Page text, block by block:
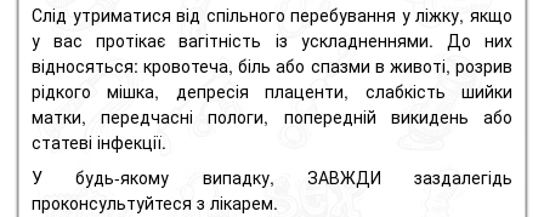
Слід утриматися від спільного перебування у ліжку, якщо
у вас протікає вагітність із ускладненнями. До них
відносяться: кровотеча, біль або спазми в животі, розрив
рідкого мішка, депресія плаценти, слабкість шийки
матки, передчасні пологи, попередній викидень або
статеві інфекції.
У будь-якому випадку, ЗАВЖДИ заздалегідь
проконсультуйтеся з лікарем.